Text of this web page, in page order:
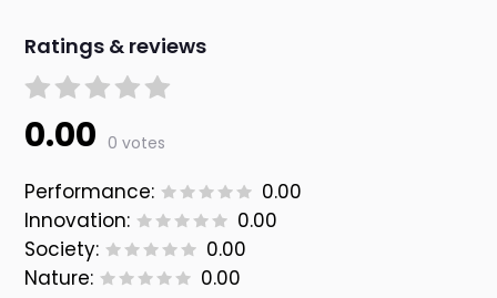
Ratings & reviews
0.00 0 votes
Performance:
0.00
Innovation:
0.00
Society:
0.00
Nature:
0.00